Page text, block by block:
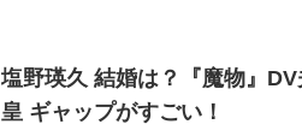
塩野瑛久 結婚は？『魔物』DV夫『光る君へ』一条天
皇 ギャップがすごい！